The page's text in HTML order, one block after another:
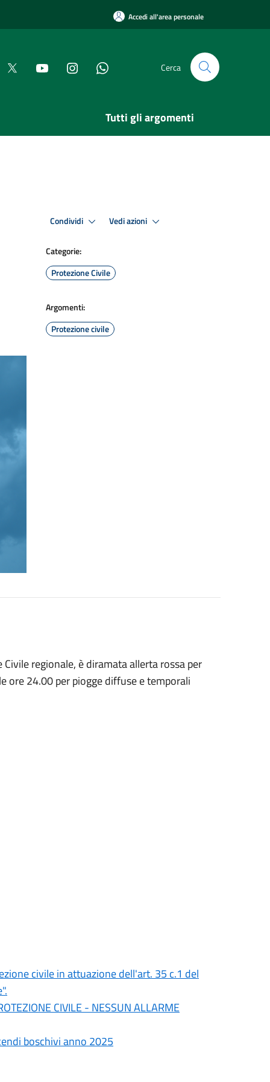
Accedi all'area personale
Cerca
Tutti gli argomenti
Condividi Vedi azioni
Categorie:
Protezione Civile
Argomenti:
Protezione civile
regionale, è diramata allerta rossa per
ore 24.00 per piogge diffuse e temporali
civile in attuazione dell'art. 35 c.1 del
CIVILE - NESSUN ALLARME
boschivi anno 2025